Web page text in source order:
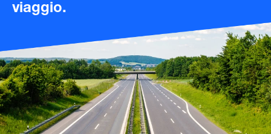
viaggio.